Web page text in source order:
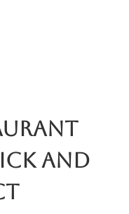
and